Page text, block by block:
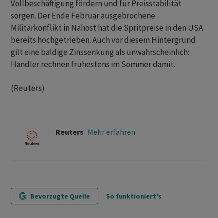
Vollbeschäftigung ⁠fördern und für Preisstabilität
sorgen. Der Ende Februar ‌ausgebrochene
Militärkonflikt in Nahost hat die Spritpreise in den USA
bereits hochgetrieben. Auch vor ‌diesem Hintergrund
gilt eine baldige Zinssenkung ​als unwahrscheinlich:
Händler rechnen frühestens im Sommer damit.
(Reuters)
Reuters Mehr erfahren
Bevorzugte Quelle So funktioniert's